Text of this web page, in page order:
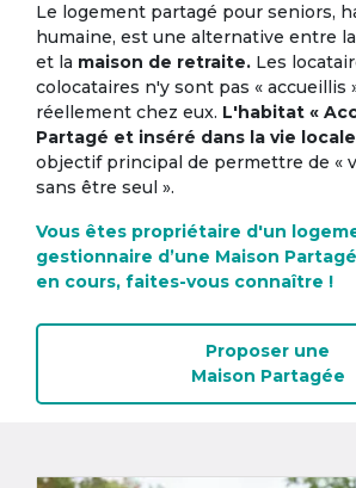
Le logement partagé pour seniors,
humaine, est une alternative entre
et la maison de retraite. Les
colocataires n'y sont pas « accueillis
réellement chez eux. L'habitat «
Partagé et inséré dans la vie
objectif principal de permettre de «
sans être seul ».
Vous êtes propriétaire d'un
gestionnaire d’une Maison
en cours, faites-vous connaître !
Proposer une
Maison Partagée